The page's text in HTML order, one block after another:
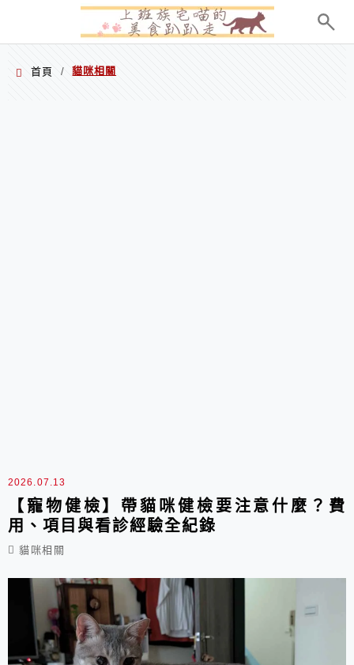
首頁 / 貓咪相關
2026.07.13
【寵物健檢】帶貓咪健檢要注意什麼？費
用、項目與看診經驗全紀錄
貓咪相關